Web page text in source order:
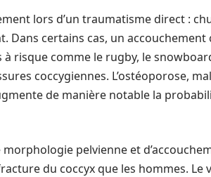
lors d’un traumatisme direct :
Dans certains cas, un
risque comme le rugby, le
coccygiennes. L’ostéoporose,
de manière notable la
pelvienne et
du coccyx que les hommes. Le